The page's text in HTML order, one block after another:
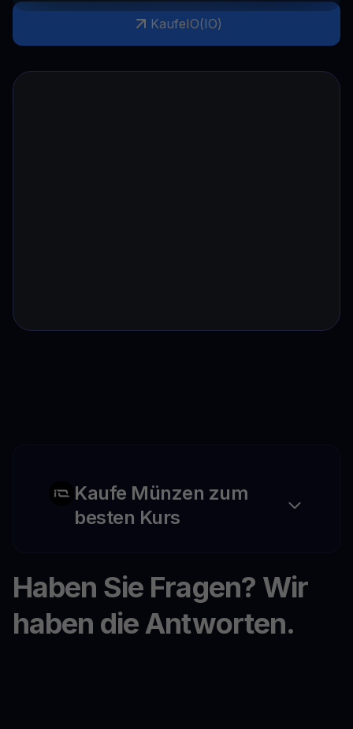
KaufeIO(IO)
Kaufe Münzen zum
besten Kurs
Haben Sie Fragen? Wir
haben die Antworten.